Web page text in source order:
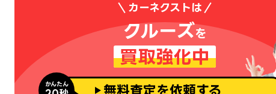
カーネクストは
クルーズを
買取強化中
かんたん 無料査定を依頼する